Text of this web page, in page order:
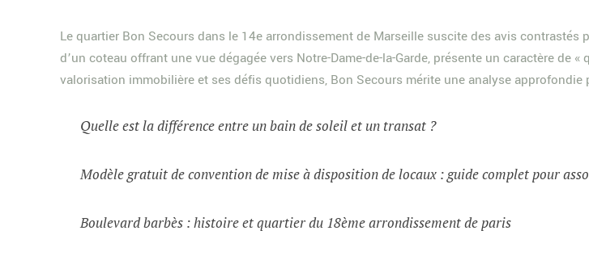
Le quartier Bon Secours dans le 14e arrondissement de Marseille suscite des avis
d’un coteau offrant une vue dégagée vers Notre-Dame-de-la-Garde, présente un caractère
valorisation immobilière et ses défis quotidiens, Bon Secours mérite une analyse
Quelle est la différence entre un bain de soleil et un transat ?
Modèle gratuit de convention de mise à disposition de locaux : guide complet pour
Boulevard barbès : histoire et quartier du 18ème arrondissement de paris